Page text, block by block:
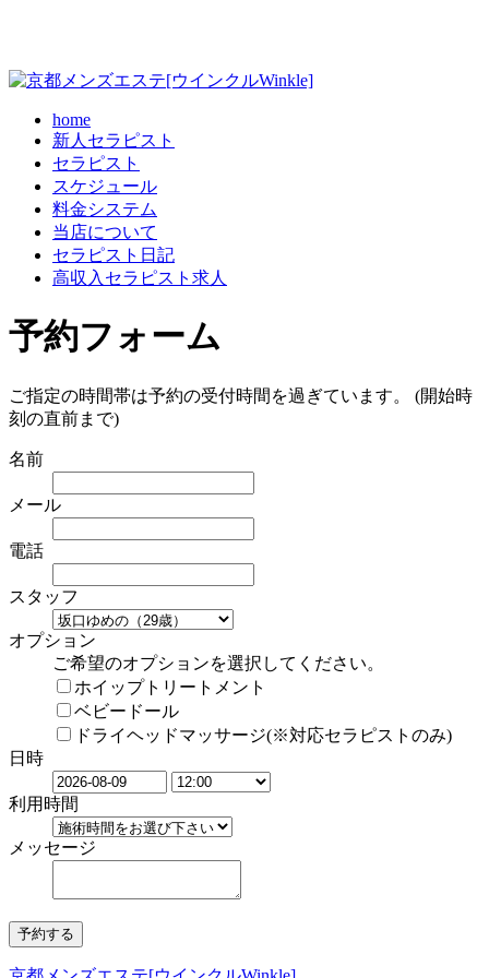
home
新人セラピスト
セラピスト
スケジュール
料金システム
当店について
セラピスト日記
高収入セラピスト求人
予約フォーム
ご指定の時間帯は予約の受付時間を過ぎています。 (開始時
刻の直前まで)
名前
メール
電話
スタッフ
オプション
ご希望のオプションを選択してください。
ホイップトリートメント
ベビードール
ドライヘッドマッサージ(※対応セラピストのみ)
日時
利用時間
メッセージ